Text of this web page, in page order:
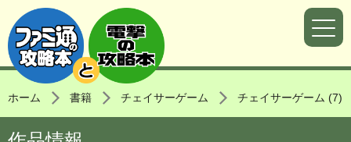
ホーム 書籍 チェイサーゲーム チェイサーゲーム (7)